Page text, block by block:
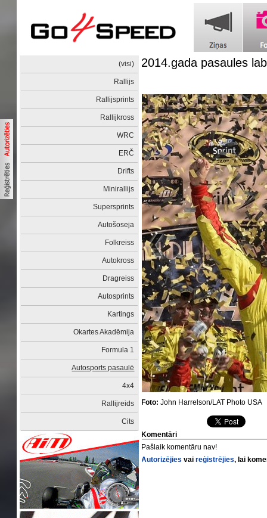
(visi)
Rallijs
Rallijsprints
Rallijkross
WRC
ERČ
Drifts
Minirallijs
Supersprints
Autošoseja
Folkreiss
Autokross
Dragreiss
Autosprints
Kartings
Okartes Akadēmija
Formula 1
Autosports pasaulē
4x4
Rallijreids
Cits
2014.gada pasaules
Foto: John Harrelson/LAT Photo USA
Komentāri
Pašlaik komentāru nav!
Autorizējies vaireģistrējies, lai